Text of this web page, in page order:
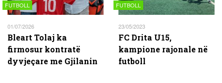
FUTBOLL
01/07/2026
Bleart Tolaj ka
firmosur kontratë
dyvjeçare me Gjilanin
FUTBOLL
23/05/2023
FC Drita U15,
kampione rajonale në
futboll